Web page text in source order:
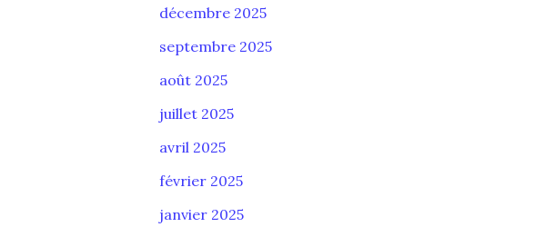
décembre 2025
septembre 2025
août 2025
juillet 2025
avril 2025
février 2025
janvier 2025